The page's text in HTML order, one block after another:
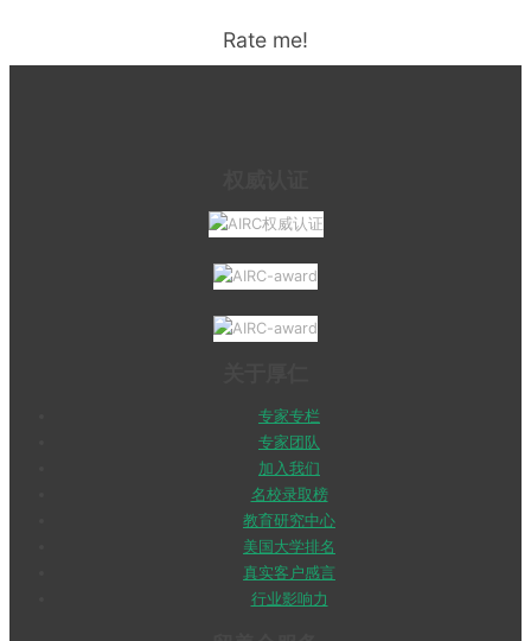
Rate me!
专家专栏
专家团队
加入我们
名校录取榜
教育研究中心
美国大学排名
真实客户感言
行业影响力